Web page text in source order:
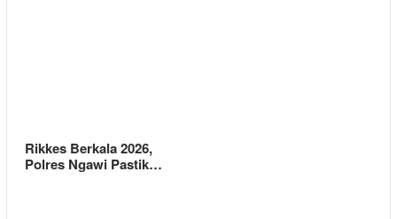
Rikkes Berkala 2026,
Polres Ngawi Pastik…